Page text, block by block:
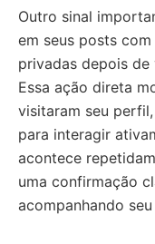
Outro sinal
em seus posts
privadas depois
Essa ação direta
visitaram seu
para interagir
acontece
uma confirmação
acompanhando